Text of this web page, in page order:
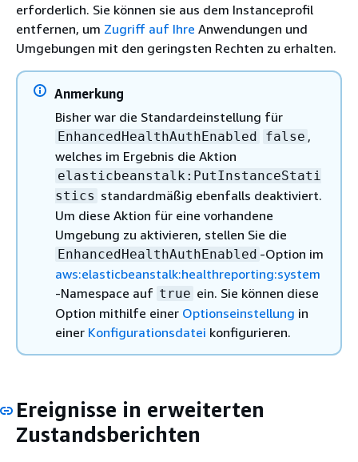
erforderlich. Sie können sie aus dem Instanceprofil
entfernen, um Zugriff auf Ihre Anwendungen und
Umgebungen mit den geringsten Rechten zu erhalten.
Anmerkung
Bisher war die Standardeinstellung für
EnhancedHealthAuthEnabled false ,
welches im Ergebnis die Aktion
elasticbeanstalk:PutInstanceStati
stics standardmäßig ebenfalls deaktiviert.
Um diese Aktion für eine vorhandene
Umgebung zu aktivieren, stellen Sie die
EnhancedHealthAuthEnabled -Option im
aws:elasticbeanstalk:healthreporting:system
-Namespace auf true ein. Sie können diese
Option mithilfe einer Optionseinstellung in
einer Konfigurationsdatei konfigurieren.
Ereignisse in erweiterten
Zustandsberichten